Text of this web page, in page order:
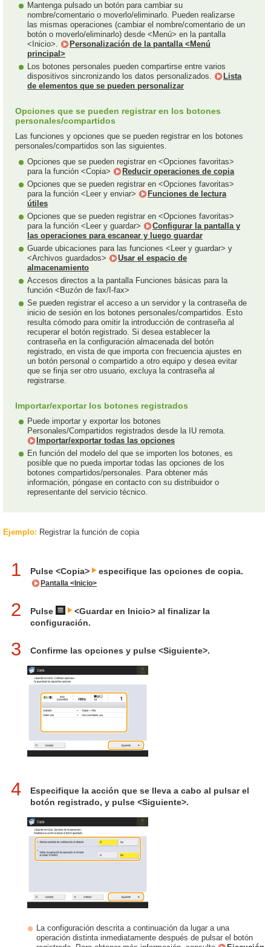
Mantenga pulsado un botón para cambiar su
nombre/comentario o moverlo/eliminarlo. Pueden realizarse
las mismas operaciones (cambiar el nombre/comentario de un
botón o moverlo/eliminarlo) desde <Menú> en la pantalla
<Inicio>.
Personalización de la pantalla <Menú
principal>
Los botones personales pueden compartirse entre varios
dispositivos sincronizando los datos personalizados.
Lista
de elementos que se pueden personalizar
Opciones que se pueden registrar en los botones
personales/compartidos
Las funciones y opciones que se pueden registrar en los botones
personales/compartidos son las siguientes.
Opciones que se pueden registrar en <Opciones favoritas>
para la función <Copia>
Reducir operaciones de copia
Opciones que se pueden registrar en <Opciones favoritas>
para la función <Leer y enviar>
Funciones de lectura
útiles
Opciones que se pueden registrar en <Opciones favoritas>
para la función <Leer y guardar>
Configurar la pantalla y
las operaciones para escanear y luego guardar
Guarde ubicaciones para las funciones <Leer y guardar> y
<Archivos guardados>
Usar el espacio de
almacenamiento
Accesos directos a la pantalla Funciones básicas para la
función <Buzón de fax/I-fax>
Se pueden registrar el acceso a un servidor y la contraseña de
inicio de sesión en los botones personales/compartidos. Esto
resulta cómodo para omitir la introducción de contraseña al
recuperar el botón registrado. Si desea establecer la
contraseña en la configuración almacenada del botón
registrado, en vista de que importa con frecuencia ajustes en
un botón personal o compartido a otro equipo y desea evitar
que se finja ser otro usuario, excluya la contraseña al
registrarse.
Importar/exportar los botones registrados
Puede importar y exportar los botones
Personales/Compartidos registrados desde la IU remota.
Importar/exportar todas las opciones
En función del modelo del que se importen los botones, es
posible que no pueda importar todas las opciones de los
botones compartidos/personales. Para obtener más
información, póngase en contacto con su distribuidor o
representante del servicio técnico.
Ejemplo: Registrar la función de copia
1 Pulse <Copia> especifique las opciones de copia.
Pantalla <Inicio>
2 Pulse
<Guardar en Inicio> al finalizar la
configuración.
3 Confirme las opciones y pulse <Siguiente>.
4
Especifique la acción que se lleva a cabo al pulsar el
botón registrado, y pulse <Siguiente>.
La configuración descrita a continuación da lugar a una
operación distinta inmediatamente después de pulsar el botón